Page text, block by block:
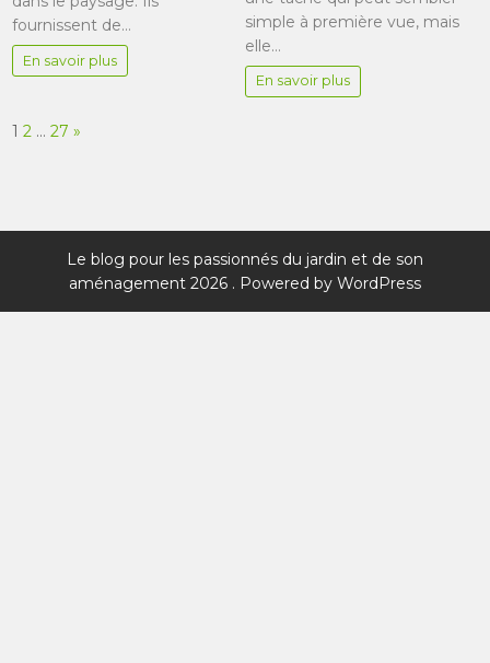
fournissent de…
En savoir plus
simple à première vue, mais
elle…
En savoir plus
Page:
1 2 … 27 Next
»
Le blog pour les passionnés du jardin et de son
aménagement 2026 . Powered by WordPress